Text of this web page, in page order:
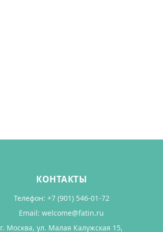
КОНТАКТЫ
Телефон: +7 (901) 546-01-72
Email:welcome@fatin.ru
г. Москва, ул. Малая Калужская 15,